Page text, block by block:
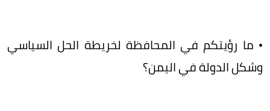
• ما رؤيتكم في المحافظة لخريطة الحل السياسي
وشكل الدولة في اليمن؟